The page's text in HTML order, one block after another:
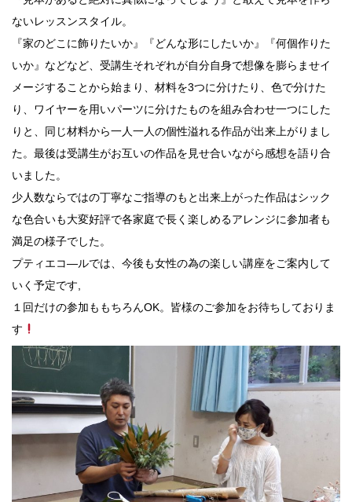
ないレッスンスタイル。
『家のどこに飾りたいか』『どんな形にしたいか』『何個作りた
いか』などなど、受講生それぞれが自分自身で想像を膨らませイ
メージすることから始まり、材料を3つに分けたり、色で分けた
り、ワイヤーを用いパーツに分けたものを組み合わせ一つにした
りと、同じ材料から一人一人の個性溢れる作品が出来上がりまし
た。最後は受講生がお互いの作品を見せ合いながら感想を語り合
いました。
少人数ならではの丁寧なご指導のもと出来上がった作品はシック
な色合いも大変好評で各家庭で長く楽しめるアレンジに参加者も
満足の様子でした。
プティエコ―ルでは、今後も女性の為の楽しい講座をご案内して
いく予定です,
１回だけの参加ももちろんOK。皆様のご参加をお待ちしておりま
す